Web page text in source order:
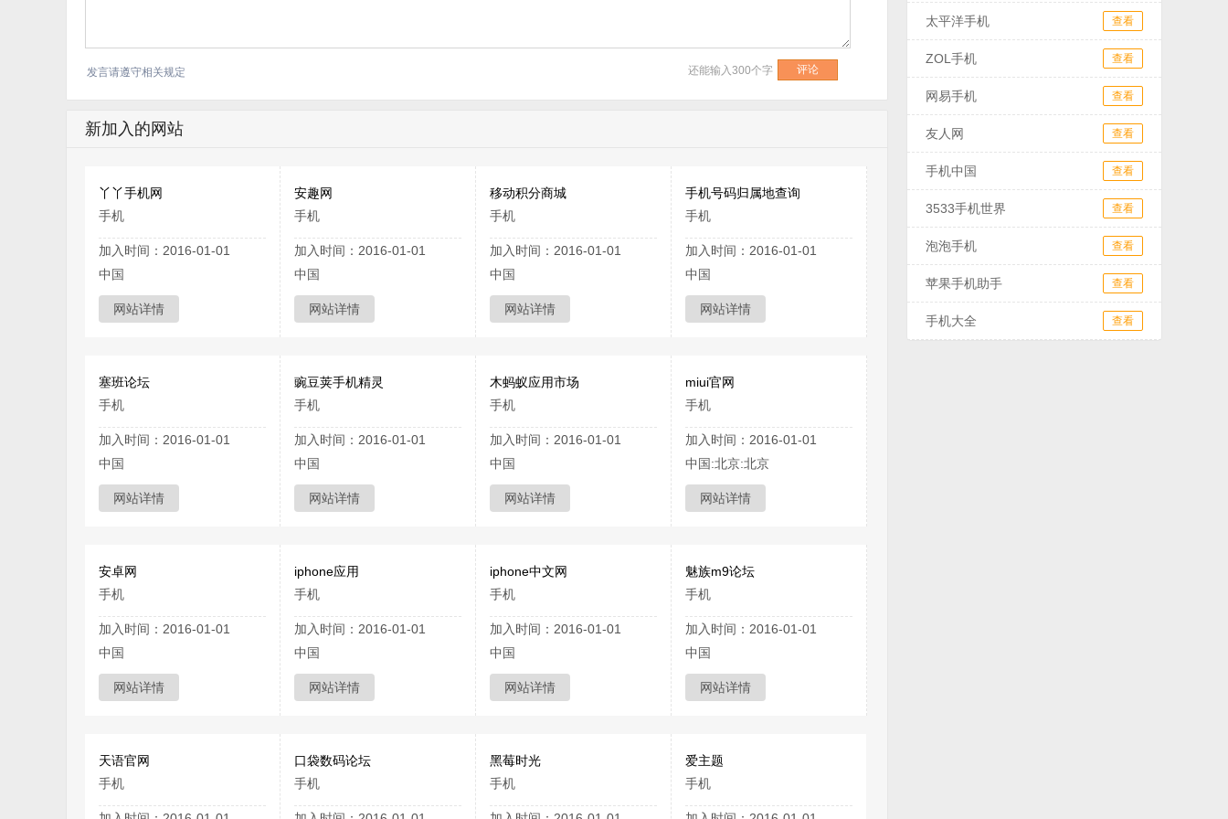
发言请遵守相关规定 还能输入300个字
新加入的网站
丫丫手机网
手机
加入时间：2016-01-01
中国
网站详情
安趣网
手机
加入时间：2016-01-01
中国
网站详情
移动积分商城
手机
加入时间：2016-01-01
中国
网站详情
手机号码归属地查询
手机
加入时间：2016-01-01
中国
网站详情
塞班论坛
手机
加入时间：2016-01-01
中国
网站详情
豌豆荚手机精灵
手机
加入时间：2016-01-01
中国
网站详情
木蚂蚁应用市场
手机
加入时间：2016-01-01
中国
网站详情
miui官网
手机
加入时间：2016-01-01
中国:北京:北京
网站详情
安卓网
手机
加入时间：2016-01-01
中国
网站详情
iphone应用
手机
加入时间：2016-01-01
中国
网站详情
iphone中文网
手机
加入时间：2016-01-01
中国
网站详情
魅族m9论坛
手机
加入时间：2016-01-01
中国
网站详情
天语官网
手机
口袋数码论坛
手机
黑莓时光
手机
爱主题
手机
太平洋手机 查看
ZOL手机 查看
网易手机 查看
友人网 查看
手机中国 查看
3533手机世界 查看
泡泡手机 查看
苹果手机助手 查看
手机大全 查看